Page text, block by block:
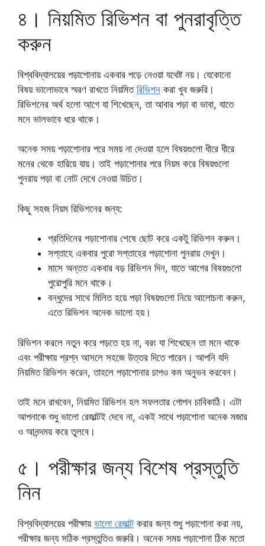
৪। নিয়মিত রিভিশন বা পুনরাবৃত্তি
করুন
বিশ্ববিদ্যালয়ের পড়াশোনায় একবার পড়ে নেওয়া যথেষ্ট নয়। যেকোনো
বিষয় ভালোভাবে স্মরণ রাখতে নিয়মিত রিভিশন করা খুব জরুরি।
রিভিশনের অর্থ হলো আগে যা শিখেছেন, তা আবার পড়া বা ভাবা, যাতে
মনে ভালভাবে ধরে থাকে।
অনেক সময় পড়াশোনার পরে সময় না দেওয়া হলে বিষয়গুলো ধীরে ধীরে
মনের থেকে হারিয়ে যায়। তাই পড়াশোনার পরে নিয়ম করে বিষয়গুলো
পুনরায় পড়া বা নোট দেখে নেওয়া উচিত।
কিছু সহজ নিয়ম রিভিশনের জন্য:
প্রতিদিনের পড়াশোনার শেষে ছোট করে একটু রিভিশন করুন।
সপ্তাহে একবার পুরো সপ্তাহের পড়াশোনা পুনরায় দেখুন।
মাসে অন্তত একবার বড় রিভিশন দিন, যাতে আগের বিষয়গুলো
পুরোপুরি মনে থাকে।
বন্ধুদের সাথে মিলিত হয়ে পড়া বিষয়গুলো নিয়ে আলোচনা করুন,
এতে রিভিশন অনেক ভালো হয়।
রিভিশন করলে নতুন করে পড়তে হয় না, বরং যা শিখেছেন তা মনে থাকে
এবং পরীক্ষায় প্রশ্ন আসলে সহজে উত্তর দিতে পারেন। আপনি যদি
নিয়মিত রিভিশন করেন, তাহলে পড়াশোনার চাপও কম অনুভব করবেন।
তাই মনে রাখবেন, নিয়মিত রিভিশন হল সফলতার গোপন চাবিকাঠি। এটা
আপনাকে শুধু ভালো রেজাল্টই দেবে না, একই সাথে পড়াশোনা অনেক মজার
ও আনন্দময় করে তুলবে।
৫। পরীক্ষার জন্য বিশেষ প্রস্তুতি
নিন
বিশ্ববিদ্যালয়ের পরীক্ষায় ভালো রেজাল্ট করার জন্য শুধু পড়াশোনা করা নয়,
পরীক্ষার জন্য সঠিক প্রস্তুতিও জরুরি। অনেক সময় পড়াশোনা ঠিক মতো